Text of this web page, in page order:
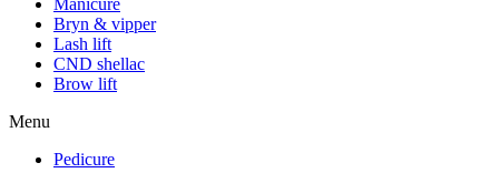
Manicure
Bryn & vipper
Lash lift
CND shellac
Brow lift
Menu
Pedicure